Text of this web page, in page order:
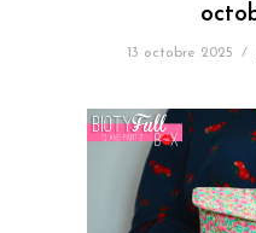
13 octobre 2025 /